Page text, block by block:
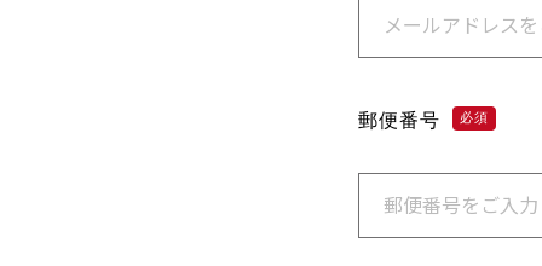
郵便番号 必須